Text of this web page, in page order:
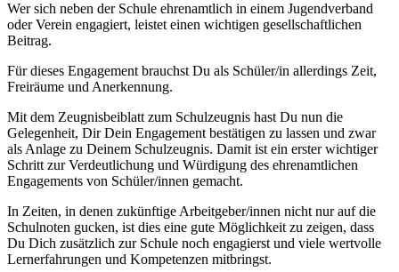
Wer sich neben der Schule ehrenamtlich in einem Jugendverband
oder Verein engagiert, leistet einen wichtigen gesellschaftlichen
Beitrag.
Für dieses Engagement brauchst Du als Schüler/in allerdings Zeit,
Freiräume und Anerkennung.
Mit dem Zeugnisbeiblatt zum Schulzeugnis hast Du nun die
Gelegenheit, Dir Dein Engagement bestätigen zu lassen und zwar
als Anlage zu Deinem Schulzeugnis. Damit ist ein erster wichtiger
Schritt zur Verdeutlichung und Würdigung des ehrenamtlichen
Engagements von Schüler/innen gemacht.
In Zeiten, in denen zukünftige Arbeitgeber/innen nicht nur auf die
Schulnoten gucken, ist dies eine gute Möglichkeit zu zeigen, dass
Du Dich zusätzlich zur Schule noch engagierst und viele wertvolle
Lernerfahrungen und Kompetenzen mitbringst.